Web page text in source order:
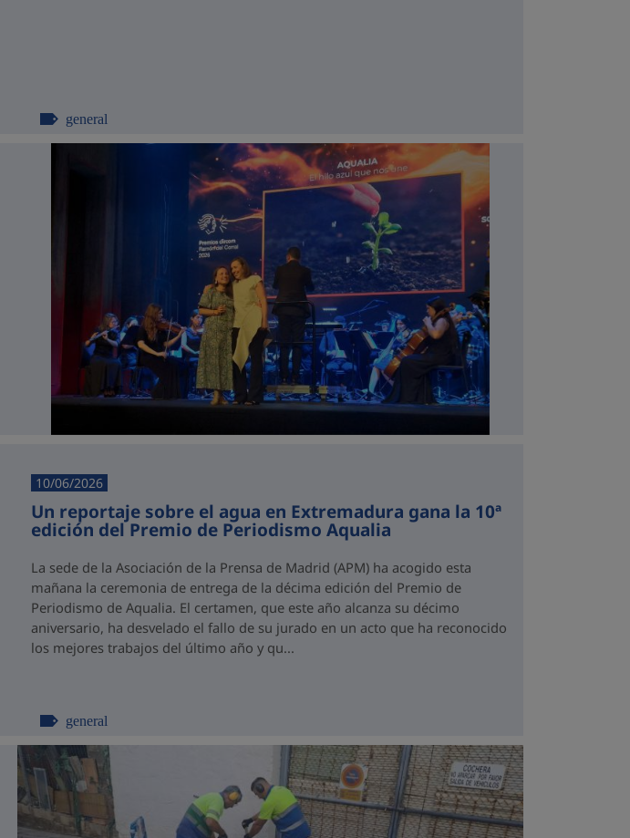
general
10/06/2026
Un reportaje sobre el agua en Extremadura gana la 10ª
edición del Premio de Periodismo Aqualia
La sede de la Asociación de la Prensa de Madrid (APM) ha acogido esta
mañana la ceremonia de entrega de la décima edición del Premio de
Periodismo de Aqualia. El certamen, que este año alcanza su décimo
aniversario, ha desvelado el fallo de su jurado en un acto que ha reconocido
los mejores trabajos del último año y qu...
general